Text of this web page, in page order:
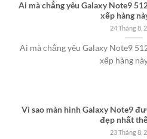
Ai mà chẳng yêu Galaxy Note9
xếp hàng
24 Tháng 8,
Ai mà chẳng yêu Galaxy Note9
xếp hàng
Vì sao màn hình Galaxy Note9
đẹp nhất
23 Tháng 8,